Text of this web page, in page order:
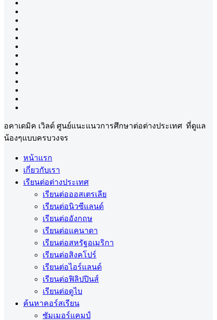
อคาเดมิค เวิลด์ ศูนย์แนะแนวการศึกษาต่อต่างประเทศ ที่ดูแล
น้องๆแบบครบวงจร
หน้าแรก
เกี่ยวกับเรา
เรียนต่อต่างประเทศ
เรียนต่อออสเตรเลีย
เรียนต่อนิวซีแลนด์
เรียนต่ออังกฤษ
เรียนต่อแคนาดา
เรียนต่อสหรัฐอเมริกา
เรียนต่อสิงคโปร์
เรียนต่อไอร์แลนด์
เรียนต่อฟิลิปปินส์
เรียนต่อดูไบ
ค้นหาคอร์สเรียน
ซัมเมอร์แคมป์